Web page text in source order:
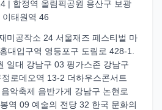
| 합정역 올림픽공원 용산구 보광
태원역 46
미공작소 24 서울재즈 페스티벌 마
대입구역 영등포구 도림로 428-1.
일대 강남구 03 핑가스존 강남구
로데오역 13-2 더하우스콘서트
악축제 음반가게 강남구 논현로
역 09 예술의 전당 32 한국 문화의